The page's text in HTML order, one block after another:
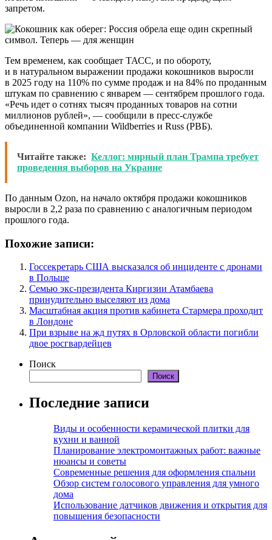
запретом.
Тем временем, как сообщает ТАСС, и по обороту,
и в натуральном выражении продажи кокошников выросли
в 2025 году на 110% по сумме продаж и на 84% по проданным
штукам по сравнению с январем — сентябрем прошлого года.
«Речь идет о сотнях тысяч проданных товаров на сотни
миллионов рублей», — сообщили в пресс-службе
объединенной компании Wildberries и Russ (РВБ).
Читайте также: Келлог: мирный план Трампа требует
проведения выборов на Украине
По данным Ozon, на начало октября продажи кокошников
выросли в 2,2 раза по сравнению с аналогичным периодом
прошлого года.
Похожие записи:
Госсекретарь США высказался об инциденте с дронами
в Польше
Семью экс-президента Киргизии Атамбаева
принудительно выселяют из дома
Масштабная акция против кабинета Стармера проходит
в Лондоне
При взрыве на жд путях в Орловской области погибли
двое росгвардейцев
Поиск
Поиск
Последние записи
Виды и особенности керамической плитки для
кухни и ванной
Планирование электромонтажных работ: важные
нюансы и советы
Современные решения для оформления спальни
Обзор систем голосового управления для умного
дома
Использование датчиков движения и открытия для
повышения безопасности